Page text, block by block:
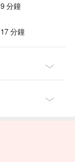
分鐘
分鐘